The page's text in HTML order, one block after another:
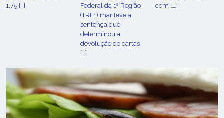
1,75 […]
Federal da 1ª Região
(TRF1) manteve a
sentença que
determinou a
devolução de cartas
[…]
com […]